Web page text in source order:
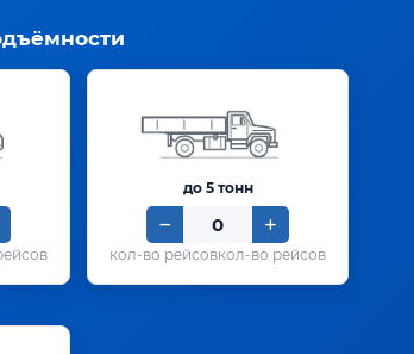
до 5 тонн
кол-во рейсов